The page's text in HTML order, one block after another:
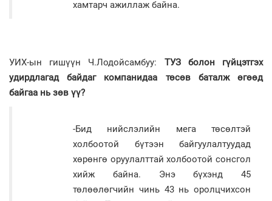
хамтарч ажиллаж байна.
УИХ-ын гишүүн Ч.Лодойсамбуу: ТУЗ болон гүйцэтгэх
удирдлагад байдаг компанидаа төсөв баталж өгөөд
байгаа нь зөв үү?
-Бид нийслэлийн мега төсөлтэй
холбоотой бүтээн байгуулалтуудад
хөрөнгө оруулалттай холбоотой сонсгол
хийж байна. Энэ бүхэнд 45
төлөөлөгчийн чинь 43 нь оролцчихсон